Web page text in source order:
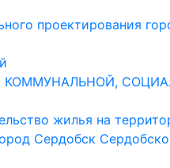
проектирования
жилья на
Сердобск